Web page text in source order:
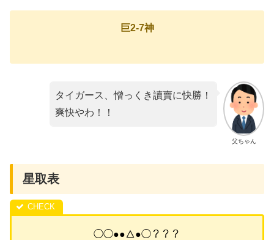
巨2-7神
父ちゃん
タイガース、憎っくき讀賣に快勝！
爽快やわ！！
星取表
◯◯●●△●◯？？？